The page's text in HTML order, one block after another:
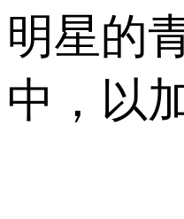
明星的
中，以